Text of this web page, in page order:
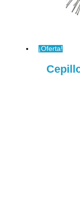
¡Oferta!